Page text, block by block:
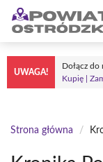
Przejdź
treści
UWAGA!
Dołącz
Kupię |
Strona główna /